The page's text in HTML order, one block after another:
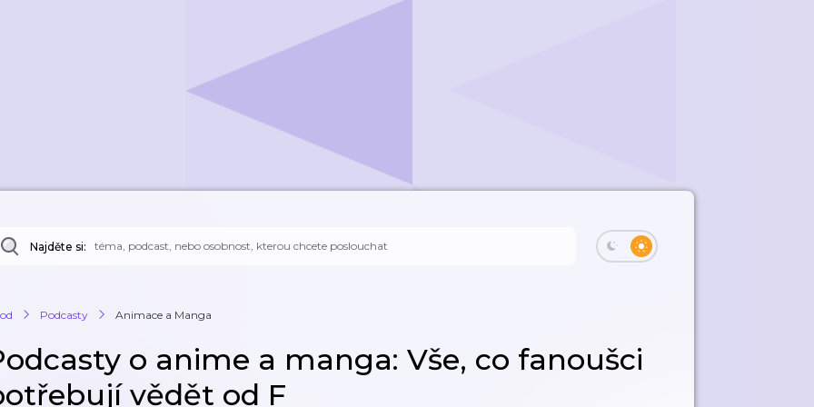
Najděte si:
Podcasty Animace a Manga
o anime a manga: Vše, co fanoušci
vědět od F